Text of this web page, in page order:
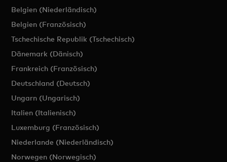
Belgien (Niederländisch)
Belgien (Französisch)
Tschechische Republik (Tschechisch)
Dänemark (Dänisch)
Frankreich (Französisch)
Deutschland (Deutsch)
Ungarn (Ungarisch)
Italien (Italienisch)
Luxemburg (Französisch)
Niederlande (Niederländisch)
Norwegen (Norwegisch)